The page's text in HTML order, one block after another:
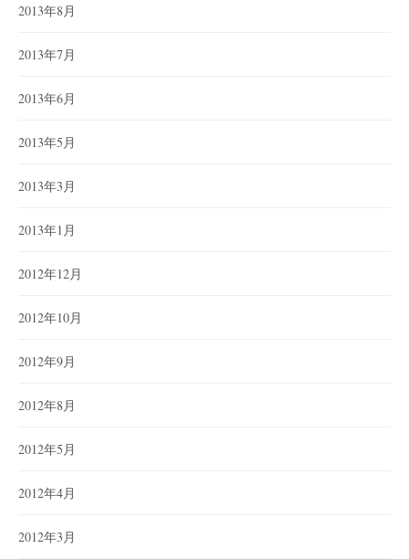
2013年8月
2013年7月
2013年6月
2013年5月
2013年3月
2013年1月
2012年12月
2012年10月
2012年9月
2012年8月
2012年5月
2012年4月
2012年3月